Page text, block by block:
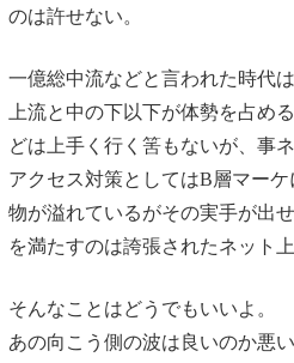
のは許せない。
一億総中流などと言われた時代
上流と中の下以下が体勢を占め
どは上手く行く筈もないが、事
アクセス対策としてはB層マーケ
物が溢れているがその実手が出
を満たすのは誇張されたネット
そんなことはどうでもいいよ。
あの向こう側の波は良いのか悪